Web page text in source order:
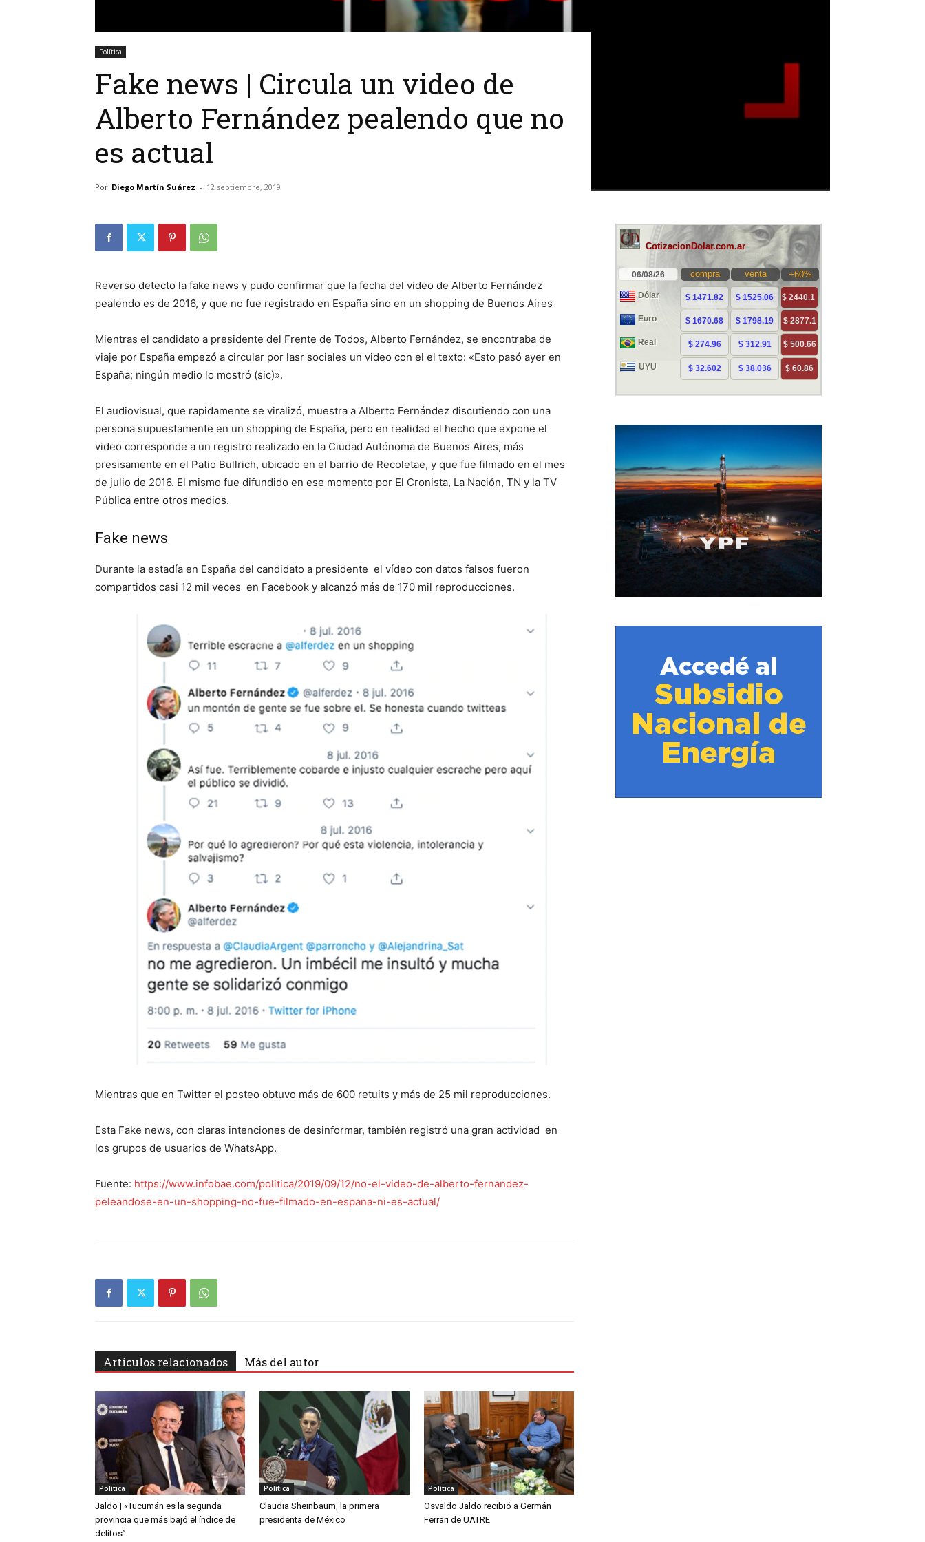
Política
Fake news | Circula un video de
Alberto Fernández pealendo que no
es actual
Por Diego Martín Suárez - 12 septiembre, 2019
Reverso detecto la fake news y pudo confirmar que la fecha del video de Alberto Fernández
pealendo es de 2016, y que no fue registrado en España sino en un shopping de Buenos Aires
Mientras el candidato a presidente del Frente de Todos, Alberto Fernández, se encontraba de
viaje por España empezó a circular por lasr sociales un video con el el texto: «Esto pasó ayer en
España; ningún medio lo mostró (sic)».
El audiovisual, que rapidamente se viralizó, muestra a Alberto Fernández discutiendo con una
persona supuestamente en un shopping de España, pero en realidad el hecho que expone el
video corresponde a un registro realizado en la Ciudad Autónoma de Buenos Aires, más
presisamente en el Patio Bullrich, ubicado en el barrio de Recoletae, y que fue filmado en el mes
de julio de 2016. El mismo fue difundido en ese momento por El Cronista, La Nación, TN y la TV
Pública entre otros medios.
Fake news
Durante la estadía en España del candidato a presidente el vídeo con datos falsos fueron
compartidos casi 12 mil veces en Facebook y alcanzó más de 170 mil reproducciones.
Mientras que en Twitter el posteo obtuvo más de 600 retuits y más de 25 mil reproducciones.
Esta Fake news, con claras intenciones de desinformar, también registró una gran actividad en
los grupos de usuarios de WhatsApp.
Fuente: https://www.infobae.com/politica/2019/09/12/no-el-video-de-alberto-fernandez-
peleandose-en-un-shopping-no-fue-filmado-en-espana-ni-es-actual/
Artículos relacionados Más del autor
Política
Jaldo | «Tucumán es la segunda
provincia que más bajó el índice de
delitos”
Política
Claudia Sheinbaum, la primera
presidenta de México
Política
Osvaldo Jaldo recibió a Germán
Ferrari de UATRE